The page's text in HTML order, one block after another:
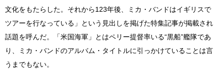
文化をもたらした。それから123年後、ミカ・バンドはイギリスで
ツアーを行なっている」という見出しを掲げた特集記事が掲載され
話題を呼んだ。「米国海軍」とはペリー提督率いる“黒船”艦隊であ
り、ミカ・バンドのアルバム・タイトルに引っかけていることは言
うまでもない。